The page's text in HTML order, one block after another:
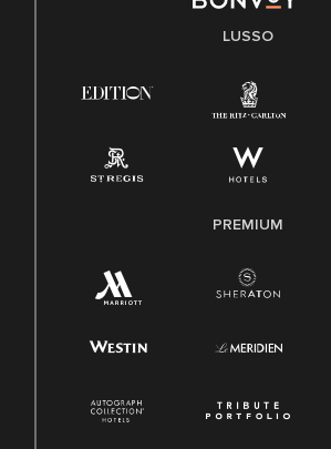
LUSSO
PREMIUM